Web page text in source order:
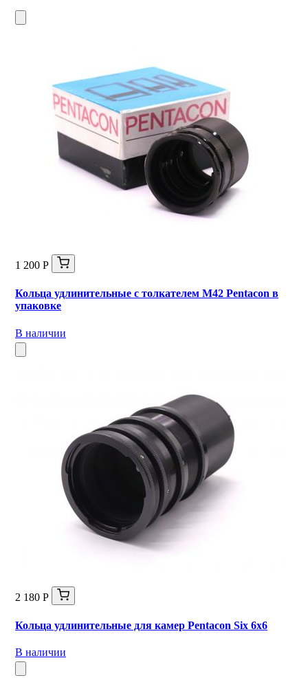
1 200 Р
Кольца удлинительные с толкателем М42 Pentacon в
упаковке
В наличии
2 180 Р
Кольца удлинительные для камер Pentacon Six 6x6
В наличии